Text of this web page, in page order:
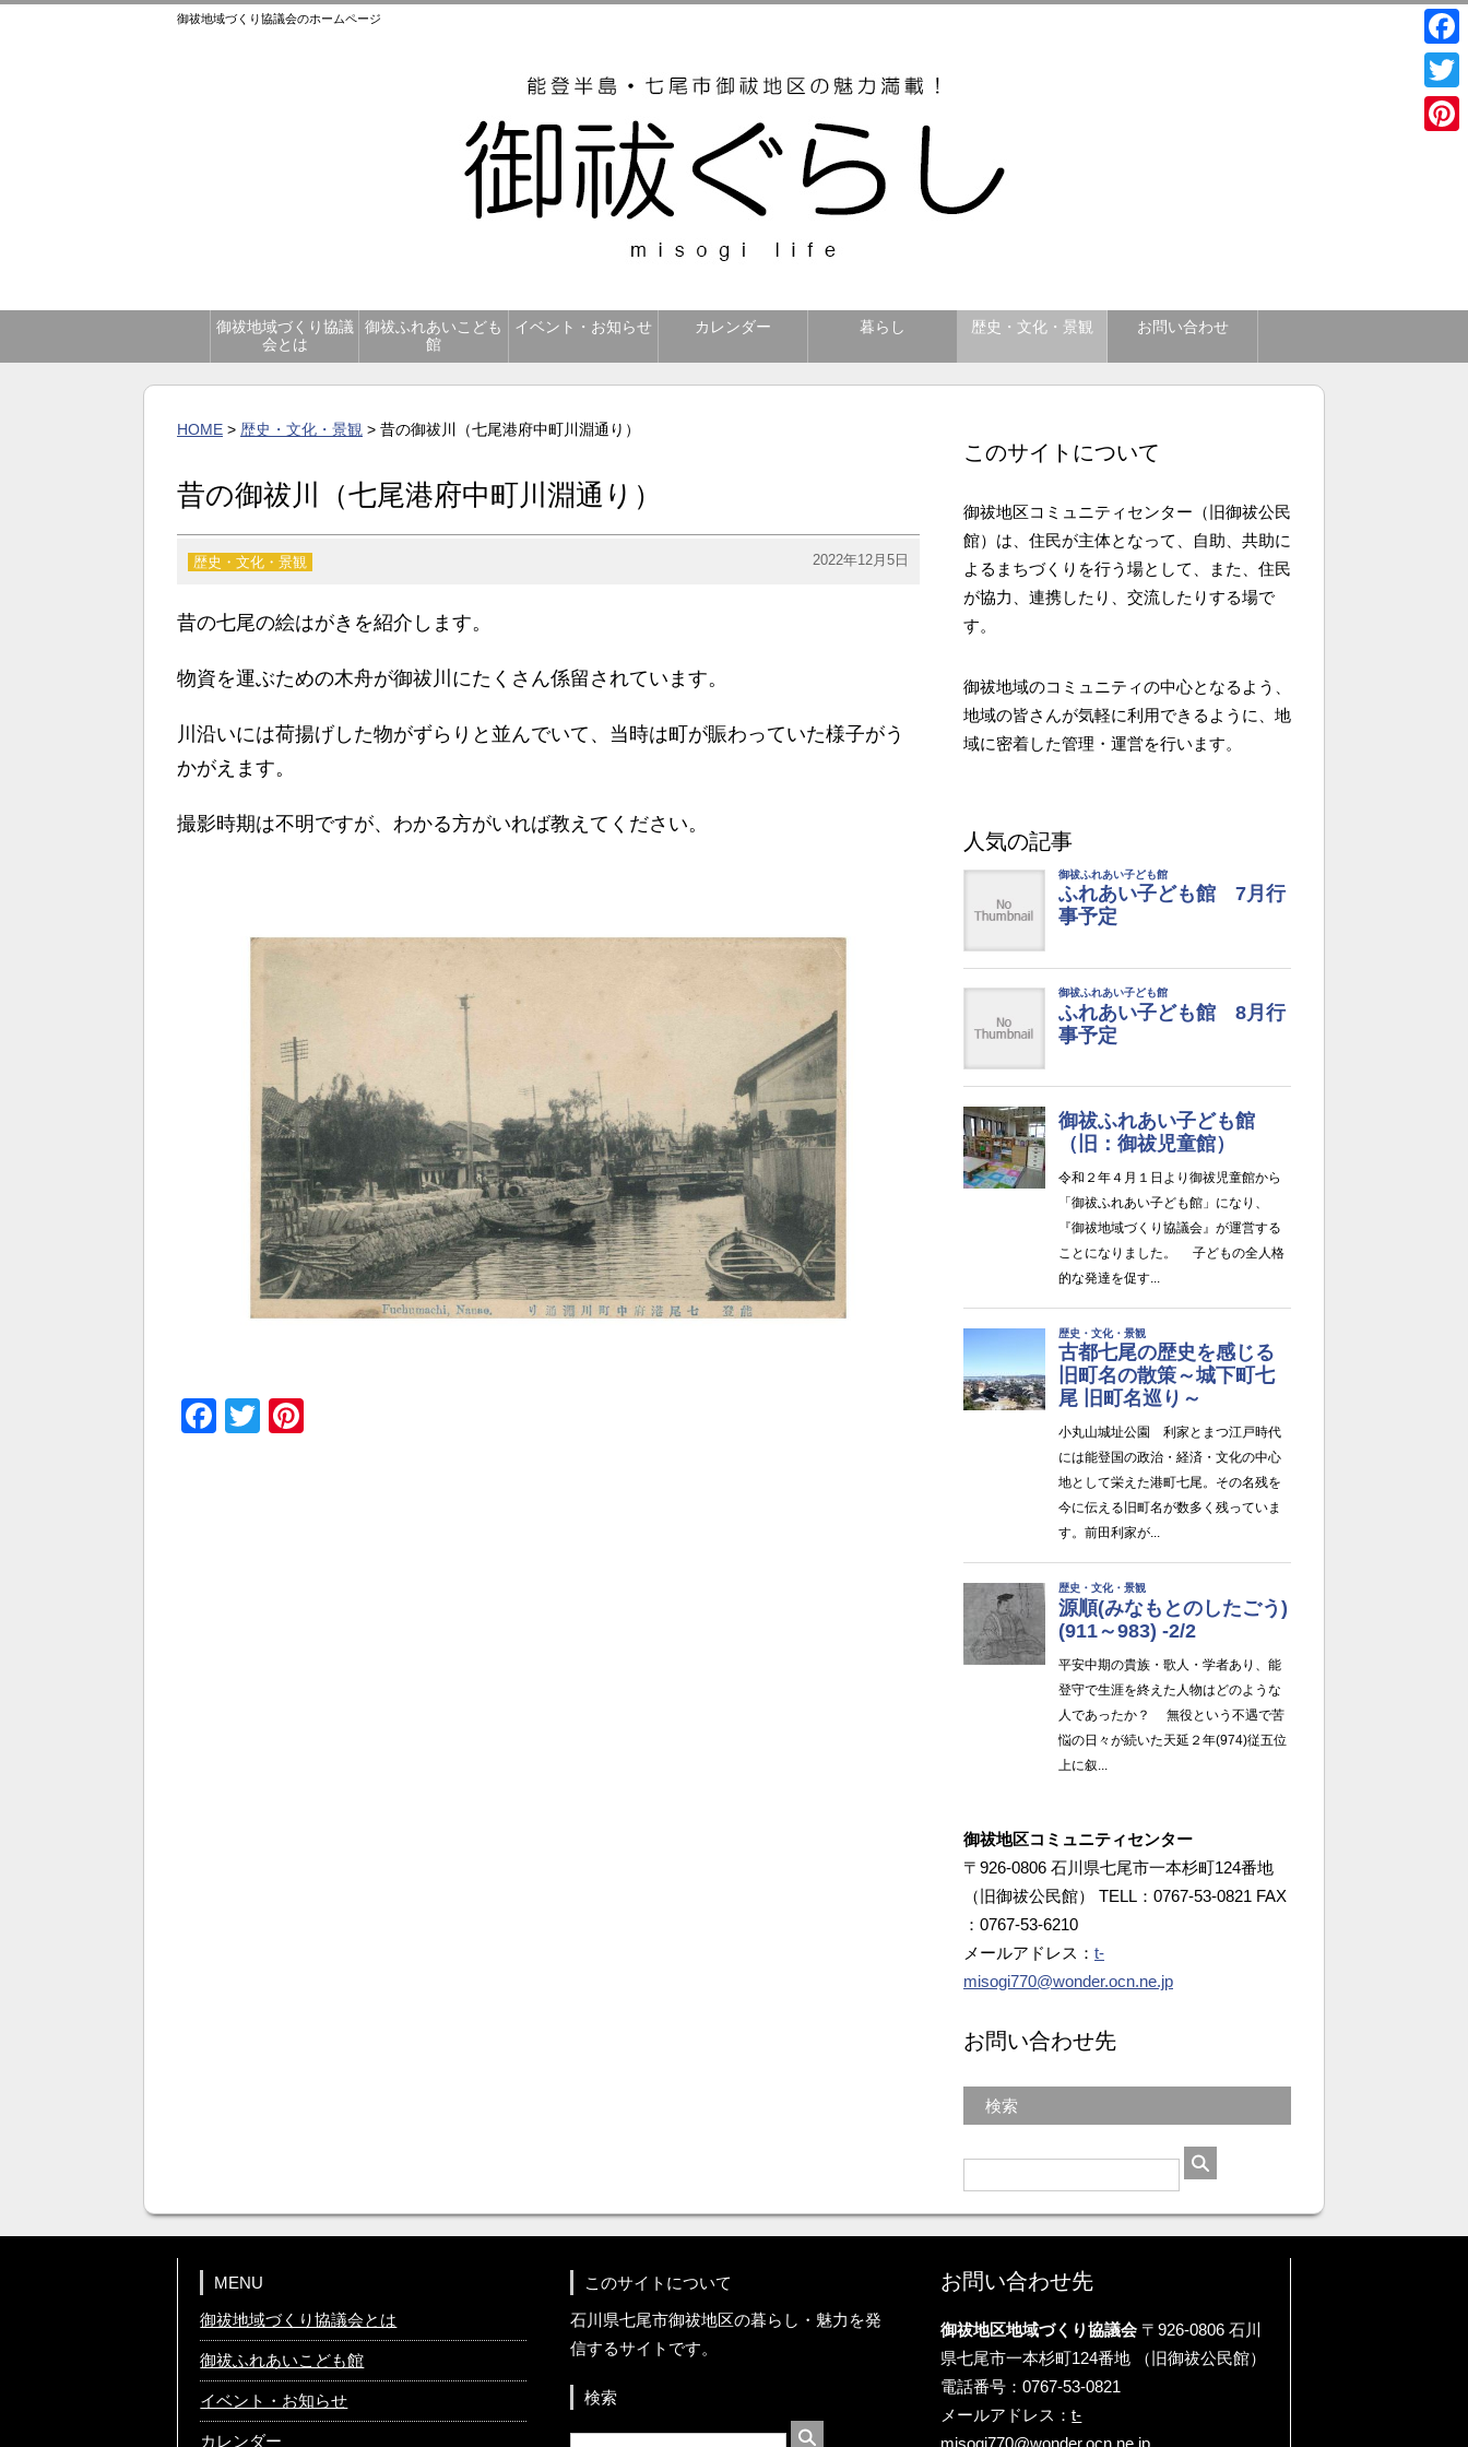
御祓地域づくり協議会のホームページ
御祓地域づくり協議
会とは
御祓ふれあいこども
館
イベント・お知らせ カレンダー 暮らし 歴史・文化・景観 お問い合わせ
HOME > 歴史・文化・景観 > 昔の御祓川（七尾港府中町川淵通り）
昔の御祓川（七尾港府中町川淵通り）
歴史・文化・景観 2022年12月5日
昔の七尾の絵はがきを紹介します。
物資を運ぶための木舟が御祓川にたくさん係留されています。
川沿いには荷揚げした物がずらりと並んでいて、当時は町が賑わっていた様子がう
かがえます。
撮影時期は不明ですが、わかる方がいれば教えてください。
Facebook
Twitter
このサイトについて
御祓地区コミュニティセンター（旧御祓公民
館）は、住民が主体となって、自助、共助に
よるまちづくりを行う場として、また、住民
が協力、連携したり、交流したりする場で
す。
御祓地域のコミュニティの中心となるよう、
地域の皆さんが気軽に利用できるように、地
域に密着した管理・運営を行います。
人気の記事
御祓地区コミュニティセンター
〒926-0806 石川県七尾市一本杉町124番地
（旧御祓公民館） TELL：0767-53-0821 FAX
：0767-53-6210
メールアドレス： t-
misogi770@wonder.ocn.ne.jp
お問い合わせ先
検索
MENU
御祓地域づくり協議会とは
御祓ふれあいこども館
イベント・お知らせ
カレンダー
このサイトについて
石川県七尾市御祓地区の暮らし・魅力を発
信するサイトです。
検索
お問い合わせ先
御祓地区地域づくり協議会 〒926-0806 石川
県七尾市一本杉町124番地 （旧御祓公民館）
電話番号：0767-53-0821
メールアドレス：t-